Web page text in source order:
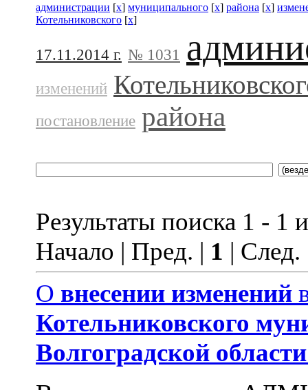
администрации [x] муниципального [x] района [x]
Котельниковского [x]
17.11.2014 г. № 1031
изменений
постановление района
Результаты поиска 1 - 1
Начало | Пред. | 1 |
О внесении изменений
Котельниковского
Волгоградской области